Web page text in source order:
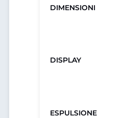
DIMENSIONI
DISPLAY
ESPULSIONE